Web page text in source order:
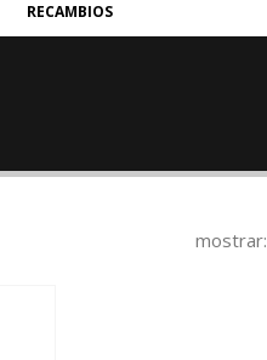
RECAMBIOS
mostrar: